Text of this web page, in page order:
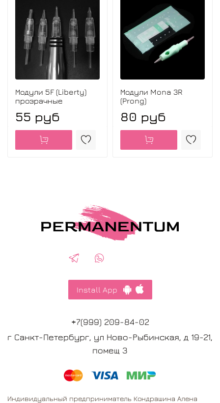
Модули 5F (Liberty)
прозрачные
55 руб
Модули Mona 3R
(Prong)
80 руб
Install App
+7(999) 209-84-02
г Санкт-Петербург, ул Ново-Рыбинская, д 19-21,
помещ 3
Индивидуальный предприниматель Кондрашина Алена